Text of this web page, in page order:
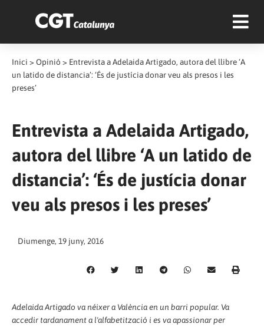
Inici > Opinió > Entrevista a Adelaida Artigado, autora del llibre ‘A
un latido de distancia’: ‘És de justícia donar veu als presos i les
preses’
Entrevista a Adelaida Artigado,
autora del llibre ‘A un latido de
distancia’: ‘És de justícia donar
veu als presos i les preses’
Diumenge, 19 juny, 2016
Adelaida Artigado va néixer a València en un barri popular. Va
accedir tardanament a l'alfabetització i es va apassionar per